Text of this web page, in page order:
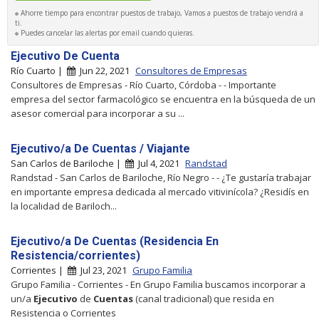
Ahorre tiempo para encontrar puestos de trabajo, Vamos a puestos de trabajo vendrá a
ti.
Puedes cancelar las alertas por email cuando quieras.
Ejecutivo De Cuenta
Río Cuarto | Jun 22, 2021 Consultores de Empresas
Consultores de Empresas - Río Cuarto, Córdoba - - Importante
empresa del sector farmacológico se encuentra en la búsqueda de un
asesor comercial para incorporar a su ...
Ejecutivo/a De Cuentas / Viajante
San Carlos de Bariloche | Jul 4, 2021 Randstad
Randstad - San Carlos de Bariloche, Río Negro - - ¿Te gustaría trabajar
en importante empresa dedicada al mercado vitivinícola? ¿Residís en
la localidad de Bariloch...
Ejecutivo/a De Cuentas (Residencia En
Resistencia/corrientes)
Corrientes | Jul 23, 2021 Grupo Familia
Grupo Familia - Corrientes - En Grupo Familia buscamos incorporar a
un/a Ejecutivo de Cuentas(canal tradicional) que resida en
Resistencia o Corrientes